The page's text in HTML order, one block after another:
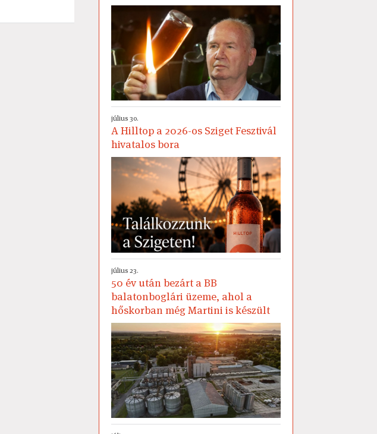
július 30.
A Hilltop a 2026-os Sziget Fesztivál
hivatalos bora
július 23.
50 év után bezárt a BB
balatonboglári üzeme, ahol a
hőskorban még Martini is készült